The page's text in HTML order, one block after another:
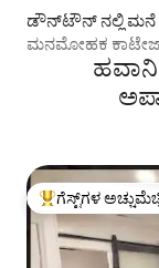
ಡೌನ್‌ಟೌನ್ ನಲ್ಲಿ ಮನೆ
ಮನಮೋಹಕ ಕಾಟೇಜ್-
ಗೆಸ್ಟ್‌ಗಳಿಗೆ ಅತಿ ಹೆಚ್ಚು
ಗೆಸ್ಟ್‌ಗಳ